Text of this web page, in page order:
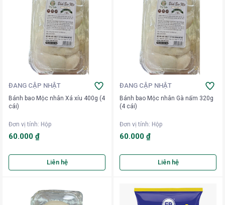
ĐANG CẬP NHẬT
Bánh bao Mộc nhân Xá xíu 400g (4
cái)
Đơn vị tính: Hộp
60.000 ₫
Liên hệ
ĐANG CẬP NHẬT
Bánh bao Mộc nhân Gà nấm 320g
(4 cái)
Đơn vị tính: Hộp
60.000 ₫
Liên hệ